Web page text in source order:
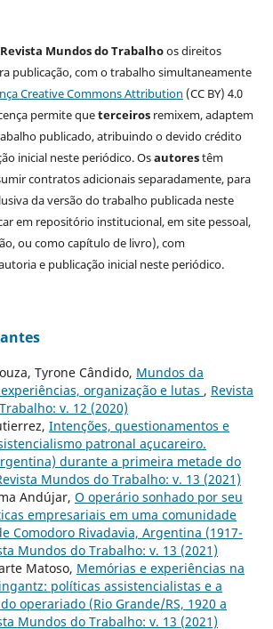
Revista Mundos do Trabalhoos direitos
publicação, com o trabalho simultaneamente
Creative Commons Attribution (CC BY) 4.0
permite queterceirosremixem, adaptem
publicado, atribuindo o devido crédito
inicial neste periódico. Osautorestêm
contratos adicionais separadamente, para
da versão do trabalho publicada neste
em repositório institucional, em site pessoal,
ou como capítulo de livro), com
e publicação inicial neste periódico.
Tyrone Cândido, Mundos da
organização e lutas , Revista
v. 12 (2020)
Intenções, questionamentos e
patronal açucareiro.
durante a primeira metade do
Mundos do Trabalho: v. 13 (2021)
Andújar, O operário sonhado por seu
empresariais em uma comunidade
Comodoro Rivadavia, Argentina (1917-
Mundos do Trabalho: v. 13 (2021)
Matoso, Memórias e experiências na
políticas assistencialistas e a
operariado (Rio Grande/RS, 1920 a
Mundos do Trabalho: v. 13 (2021)